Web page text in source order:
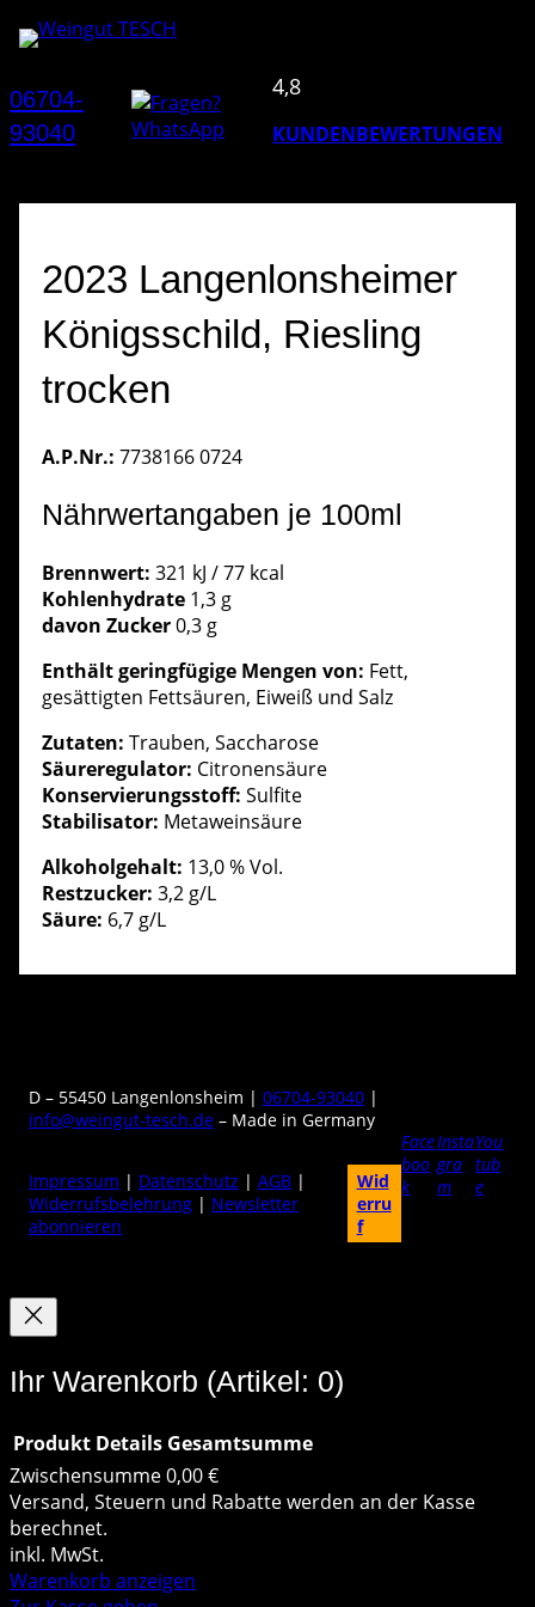
06704-
93040
4,8
KUNDENBEWERTUNGEN
2023 Langenlonsheimer
Königsschild, Riesling
trocken
A.P.Nr.: 7738166 0724
Nährwertangaben je 100ml
Brennwert: 321 kJ / 77 kcal
Kohlenhydrate1,3 g
davon Zucker0,3 g
Enthält geringfügige Mengen von: Fett,
gesättigten Fettsäuren, Eiweiß und Salz
Zutaten: Trauben, Saccharose
Säureregulator: Citronensäure
Konservierungsstoff: Sulfite
Stabilisator: Metaweinsäure
Alkoholgehalt: 13,0 % Vol.
Restzucker: 3,2 g/L
Säure: 6,7 g/L
D – 55450 Langenlonsheim | 06704-93040 |
info@weingut-tesch.de – Made in Germany
Impressum | Datenschutz | AGB |
Widerrufsbelehrung | Newsletter
abonnieren
Wid
erru
f
Face
boo
k
Insta
gra
m
You
tub
e
Ihr Warenkorb (Artikel: 0)
Produkte
im
Warenkorb
Produkt Details Gesamtsumme
Zwischensumme0,00 €
Versand, Steuern und Rabatte werden an der Kasse
berechnet.
inkl. MwSt.
Warenkorb anzeigen